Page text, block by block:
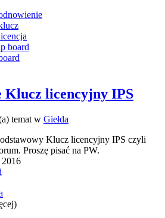
board
Klucz licencyjny IPS
temat w Giełda
Klucz licencyjny IPS czyli
Proszę pisać na PW.
2016